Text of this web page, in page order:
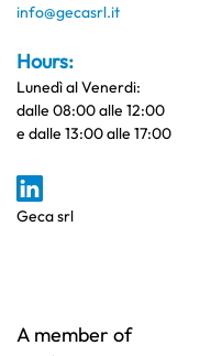
info@gecasrl.it
Hours:
Lunedì al Venerdi:
dalle 08:00 alle 12:00
e dalle 13:00 alle 17:00
Geca srl
A member of